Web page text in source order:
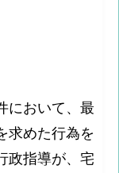
において、最
求めた行為を
政指導が、宅